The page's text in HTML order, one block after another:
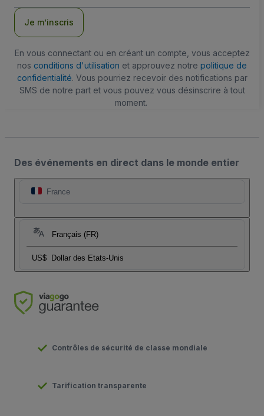
Je m’inscris
En vous connectant ou en créant un compte, vous acceptez
nos conditions d'utilisation et approuvez notre politique de
confidentialité. Vous pourriez recevoir des notifications par
SMS de notre part et vous pouvez vous désinscrire à tout
moment.
Des événements en direct dans le monde entier
France
Français (FR)
US$ Dollar des Etats-Unis
Contrôles de sécurité de classe mondiale
Tarification transparente